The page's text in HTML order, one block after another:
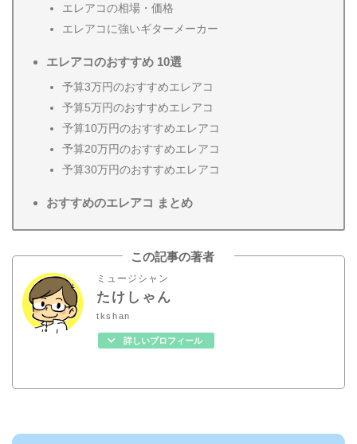
エレアコの相場・価格
エレアコに強いギターメーカー
エレアコのおすすめ 10選
予算3万円のおすすめエレアコ
予算5万円のおすすめエレアコ
予算10万円のおすすめエレアコ
予算20万円のおすすめエレアコ
予算30万円のおすすめエレアコ
おすすめのエレアコ まとめ
この記事の著者
ミュージシャン
たけしゃん
tkshan
詳しいプロフィール